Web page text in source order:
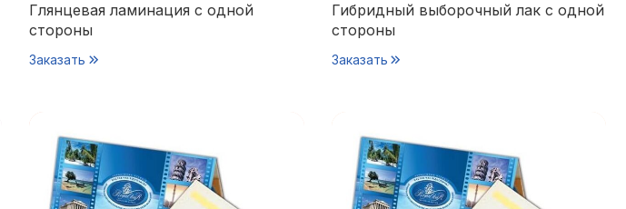
Глянцевая ламинация с одной
стороны
Заказать
Гибридный выборочный лак с одной
стороны
Заказать